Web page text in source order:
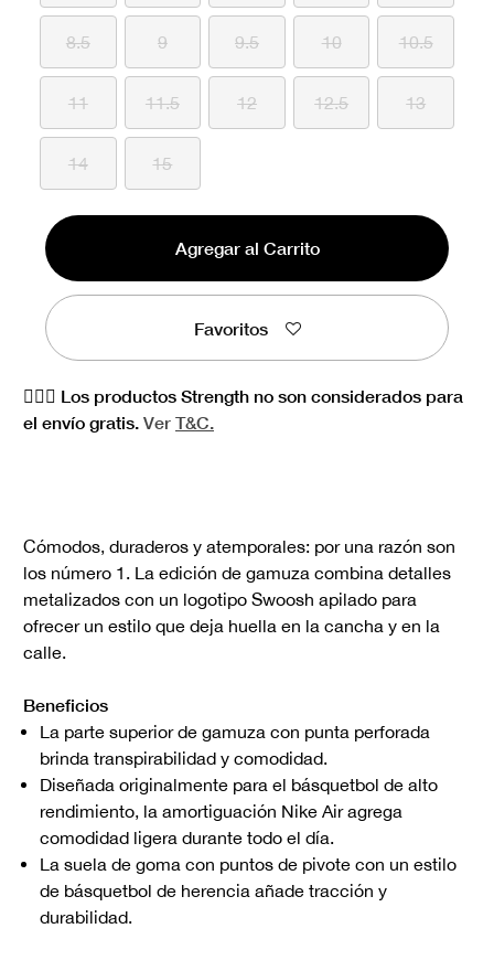
8.5 9 9.5 10 10.5
11 11.5 12 12.5 13
14 15
Agregar al Carrito
Favoritos
🏋🏻‍♀️ Los productos Strength no son considerados para
el envío gratis. Ver T&C.
Cómodos, duraderos y atemporales: por una razón son
los número 1. La edición de gamuza combina detalles
metalizados con un logotipo Swoosh apilado para
ofrecer un estilo que deja huella en la cancha y en la
calle.
Beneficios
La parte superior de gamuza con punta perforada
brinda transpirabilidad y comodidad.
Diseñada originalmente para el básquetbol de alto
rendimiento, la amortiguación Nike Air agrega
comodidad ligera durante todo el día.
La suela de goma con puntos de pivote con un estilo
de básquetbol de herencia añade tracción y
durabilidad.